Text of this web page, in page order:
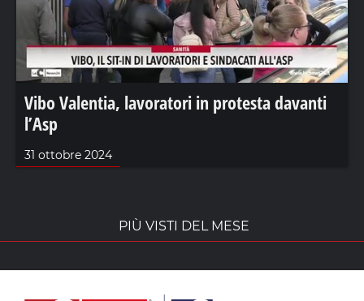
Vibo Valentia, lavoratori in protesta davanti
l’Asp
31 ottobre 2024
PIÙ VISTI DEL MESE